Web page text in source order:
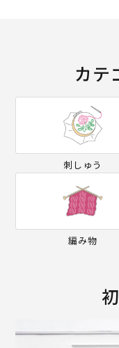
カテ
刺しゅう
編み物